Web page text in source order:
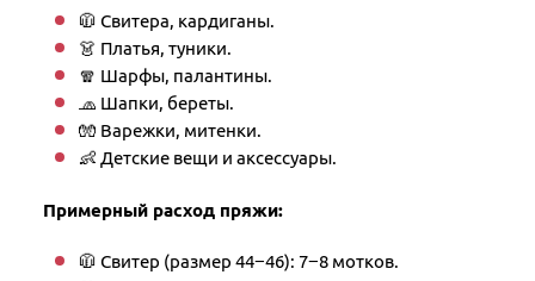
🧥 Свитера, кардиганы.
👗 Платья, туники.
🧣 Шарфы, палантины.
🧢 Шапки, береты.
🧤 Варежки, митенки.
👶 Детские вещи и аксессуары.
Примерный расход пряжи:
🧥 Свитер (размер 44−46): 7−8 мотков.